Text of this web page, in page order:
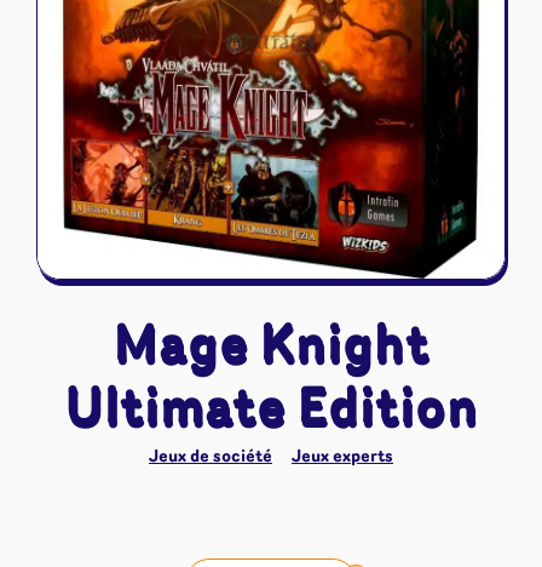
Naruto Mythos
Autres
Tapis de jeu
Mage Knight
Ultimate Edition
Jeux de société Jeux experts